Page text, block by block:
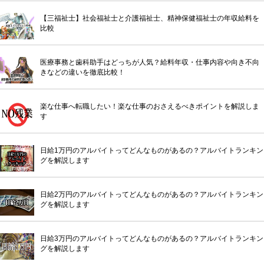
【三福祉士】社会福祉士と介護福祉士、精神保健福祉士の年収給料を
比較
医療事務と歯科助手はどっちが人気？給料年収・仕事内容や向き不向
きなどの違いを徹底比較！
楽な仕事へ転職したい！楽な仕事のおさえるべきポイントを解説しま
す
日給1万円のアルバイトってどんなものがあるの？アルバイトランキン
グを解説します
日給2万円のアルバイトってどんなものがあるの？アルバイトランキン
グを解説します
日給3万円のアルバイトってどんなものがあるの？アルバイトランキン
グを解説します